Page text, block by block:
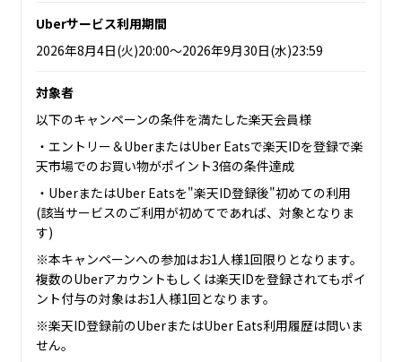
Uberサービス利用期間
2026年8月4日(火)20:00～2026年9月30日(水)23:59
対象者
以下のキャンペーンの条件を満たした楽天会員様
・エントリー＆UberまたはUber Eatsで楽天IDを登録で楽
天市場でのお買い物がポイント3倍の条件達成
・UberまたはUber Eatsを"楽天ID登録後"初めての利用
(該当サービスのご利用が初めてであれば、対象となりま
す)
※本キャンペーンへの参加はお1人様1回限りとなります。
複数のUberアカウントもしくは楽天IDを登録されてもポイ
ント付与の対象はお1人様1回となります。
※楽天ID登録前のUberまたはUber Eats利用履歴は問いま
せん。